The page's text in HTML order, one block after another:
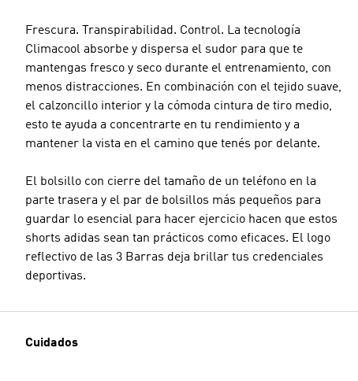
Frescura. Transpirabilidad. Control. La tecnología
Climacool absorbe y dispersa el sudor para que te
mantengas fresco y seco durante el entrenamiento, con
menos distracciones. En combinación con el tejido suave,
el calzoncillo interior y la cómoda cintura de tiro medio,
esto te ayuda a concentrarte en tu rendimiento y a
mantener la vista en el camino que tenés por delante.
El bolsillo con cierre del tamaño de un teléfono en la
parte trasera y el par de bolsillos más pequeños para
guardar lo esencial para hacer ejercicio hacen que estos
shorts adidas sean tan prácticos como eficaces. El logo
reflectivo de las 3 Barras deja brillar tus credenciales
deportivas.
Cuidados